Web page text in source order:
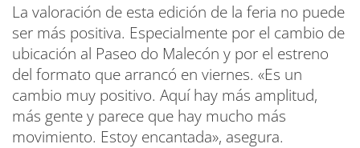
La valoración de esta edición de la feria no puede
ser más positiva. Especialmente por el cambio de
ubicación al Paseo do Malecón y por el estreno
del formato que arrancó en viernes. «Es un
cambio muy positivo. Aquí hay más amplitud,
más gente y parece que hay mucho más
movimiento. Estoy encantada», asegura.